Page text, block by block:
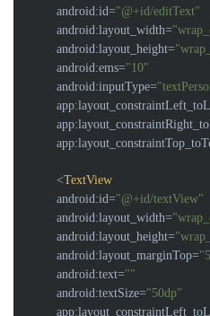
android:id="@+id/editText"
android:layout_width=
android:layout_height=
android:ems="10"
android:inputType=
<TextView
android:id="@+id/textView"
android:layout_width=
android:layout_height=
android:layout_marginTop=
android:text=""
android:textSize="50dp"